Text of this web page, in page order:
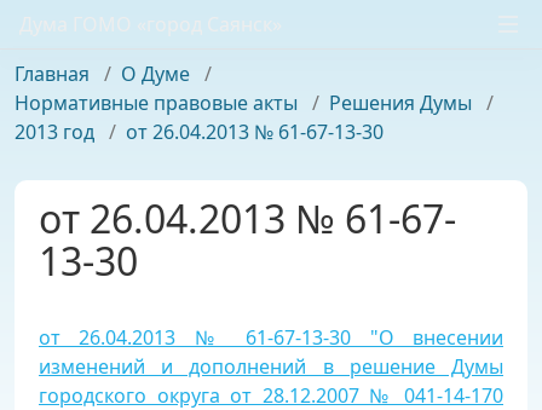
Дума ГОМО «город Саянск»
Главная / О Думе /
Нормативные правовые акты / Решения Думы /
2013 год / от 26.04.2013 № 61-67-13-30
от 26.04.2013 № 61-67-
13-30
от 26.04.2013 № 61-67-13-30 "О внесении
изменений и дополнений в решение Думы
городского округа от 28.12.2007 № 041-14-170